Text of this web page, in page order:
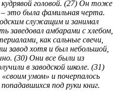
головой. (27) Он тоже
– это была фамильная черта.
служащим и занимал
заведовал амбарами с хлебом,
как сальные свечи,
завод хотя и был небольшой,
(30) Они все были из
в заводской школе. (31)
умом» и почерпалось
под руки книг.